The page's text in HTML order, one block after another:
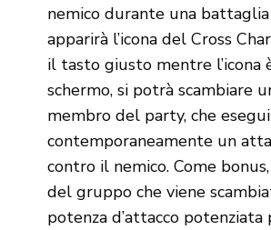
nemico durante una
apparirà l’icona del Cross
il tasto giusto mentre l’icona
schermo, si potrà scambiare
membro del party, che
contemporaneamente un
contro il nemico. Come
del gruppo che viene
potenza d’attacco